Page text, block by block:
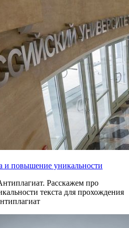
и повышение уникальности
Расскажем про
текста для прохождения